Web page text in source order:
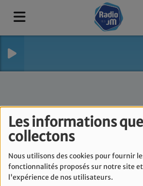
Les informations
collectons
Nous utilisons des cookies pour fournir
fonctionnalités proposés sur notre site
l'expérience de nos utilisateurs.